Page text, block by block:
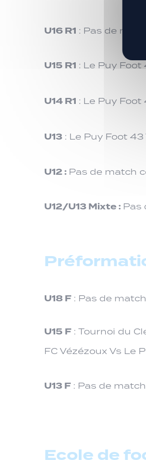
U16 R1 : Pas de
U15 R1 : Le Puy
U14 R1 : Le Puy
U13 : Le Puy Foot
U12 : Pas de match
U12/U13 Mixte : Pas
U18 F : Pas de
U15 F : Tournoi du
FC Vézézoux Vs Le
U13 F : Pas de
Ecole de